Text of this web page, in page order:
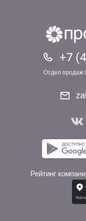
+7
Отдел продаж
Рейтинг